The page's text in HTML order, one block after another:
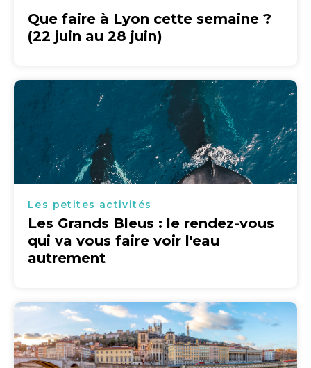
Que faire à Lyon cette semaine ?
(22 juin au 28 juin)
Les petites activités
Les Grands Bleus : le rendez-vous
qui va vous faire voir l'eau
autrement